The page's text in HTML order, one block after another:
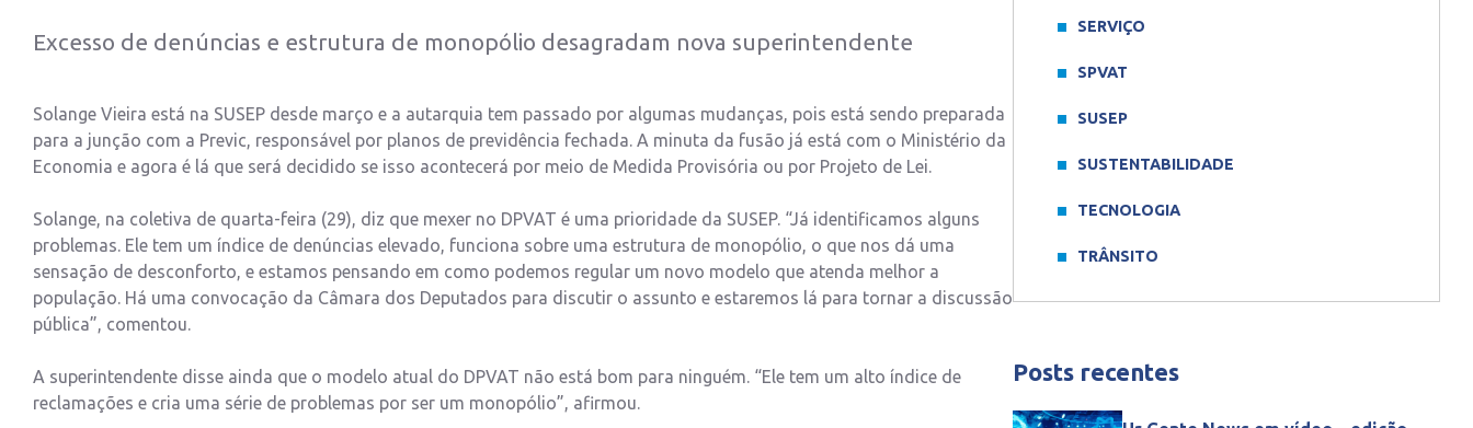
Excesso de denúncias e estrutura de monopólio desagradam nova superintendente
Solange Vieira está na SUSEP desde março e a autarquia tem passado por algumas mudanças, pois está sendo preparada
para a junção com a Previc, responsável por planos de previdência fechada. A minuta da fusão já está com o Ministério da
Economia e agora é lá que será decidido se isso acontecerá por meio de Medida Provisória ou por Projeto de Lei.
Solange, na coletiva de quarta-feira (29), diz que mexer no DPVAT é uma prioridade da SUSEP. “Já identificamos alguns
problemas. Ele tem um índice de denúncias elevado, funciona sobre uma estrutura de monopólio, o que nos dá uma
sensação de desconforto, e estamos pensando em como podemos regular um novo modelo que atenda melhor a
população. Há uma convocação da Câmara dos Deputados para discutir o assunto e estaremos lá para tornar a discussão
pública”, comentou.
A superintendente disse ainda que o modelo atual do DPVAT não está bom para ninguém. “Ele tem um alto índice de
reclamações e cria uma série de problemas por ser um monopólio”, afirmou.
SERVIÇO
SPVAT
SUSEP
SUSTENTABILIDADE
TECNOLOGIA
TRÂNSITO
Posts recentes